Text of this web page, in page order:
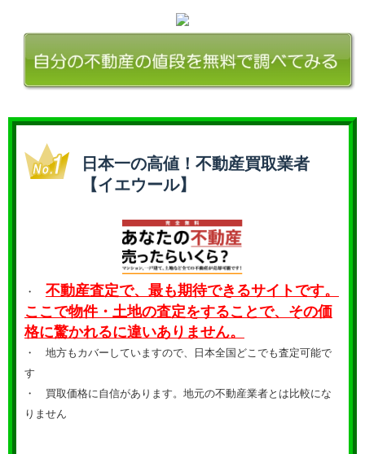
日本一の高値！不動産買取業者
【イエウール】
・ 不動産査定で、最も期待できるサイトです。
ここで物件・土地の査定をすることで、その価
格に驚かれるに違いありません。
・ 地方もカバーしていますので、日本全国どこでも査定可能で
す
・ 買取価格に自信があります。地元の不動産業者とは比較にな
りません